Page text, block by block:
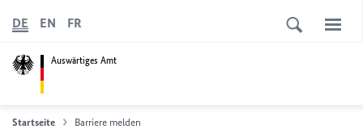
Auswärtiges Amt
DE EN FR
Startseite Barriere melden